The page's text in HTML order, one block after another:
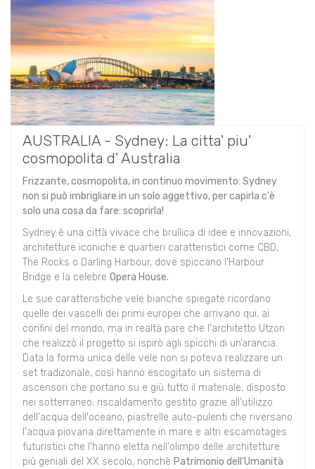
AUSTRALIA - Sydney: La citta' piu'
cosmopolita d' Australia
Frizzante, cosmopolita, in continuo movimento: Sydney
non si può imbrigliare in un solo aggettivo, per capirla c'è
solo una cosa da fare: scoprirla!
Sydney è una città vivace che brullica di idee e innovazioni,
architetture iconiche e quartieri caratteristici come CBD,
The Rocks o Darling Harbour, dove spiccano l'Harbour
Bridge e la celebre Opera House.
Le sue caratteristiche vele bianche spiegate ricordano
quelle dei vascelli dei primi europei che arrivano qui, ai
confini del mondo, ma in realtà pare che l'architetto Utzon
che realizzò il progetto si ispirò agli spicchi di un’arancia.
Data la forma unica delle vele non si poteva realizzare un
set tradizonale, così hanno escogitato un sistema di
ascensori che portano su e giù tutto il materiale, disposto
nei sotterraneo; riscaldamento gestito grazie all'utilizzo
dell'acqua dell'oceano, piastrelle auto-pulenti che riversano
l'acqua piovana direttamente in mare e altri escamotages
futuristici che l'hanno eletta nell'olimpo delle architetture
più geniali del XX secolo, nonchè Patrimonio dell'Umanità